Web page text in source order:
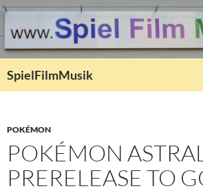
SpielFilmMusik
POKÉMON
POKÉMON
PRERELEASE TO